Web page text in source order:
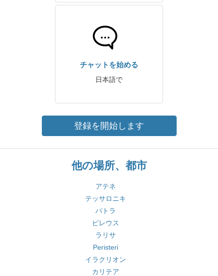
チャットを始める
日本語で
登録を開始します
他の場所、都市
アテネ
テッサロニキ
パトラ
ピレウス
ラリサ
Peristeri
イラクリオン
カリテア